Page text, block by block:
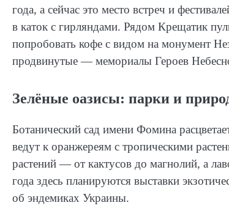
года, а сейчас это место встреч и
в каток с гирляндами. Рядом Крещатик
попробовать кофе с видом на монумент
продвинутые — мемориалы Героев
Зелёные оазисы: парки и
Ботанический сад имени Фомина
ведут к оранжереям с тропическими
растений — от кактусов до магнолий, а
года здесь планируются выставки
об эндемиках Украины.